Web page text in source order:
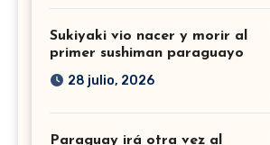
Sukiyaki vio nacer y morir al
primer sushiman paraguayo
28 julio, 2026
Paraguay irá otra vez al